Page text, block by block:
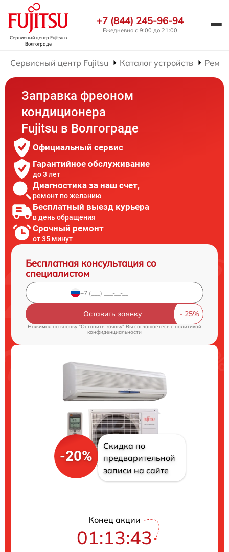
Сервисный центр Fujitsuв
Волгограде
+7 (844) 245-96-94
Ежедневно с 9:00 до 21:00
Сервисный центр Fujitsu Каталог устройств
Заправка фреоном
кондиционера
Fujitsu в Волгограде
Официальный сервис
Гарантийное обслуживание
до 3 лет
Диагностика за наш счет,
ремонт по желанию
Бесплатный выезд курьера
в день обращения
Срочный ремонт
от 35 минут
Бесплатная консультация со
специалистом
Оставить заявку
Нажимая на кнопку "Оставить заявку" Вы соглашаетесь cполитикой
конфиденциальности
-20%
Скидка по
предварительной
записи на сайте
Конец акции
01:13:43